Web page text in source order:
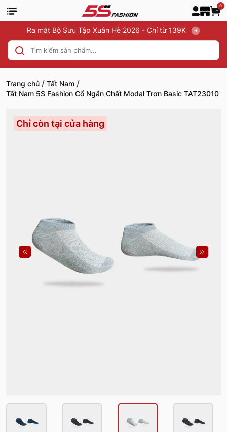
0
Ra mắt Bộ Sưu Tập Xuân Hè 2026 - Chỉ từ 139K
Trang chủ / Tất Nam /
Tất Nam 5S Fashion Cổ Ngắn Chất Modal Trơn Basic TAT23010
Chỉ còn tại cửa hàng